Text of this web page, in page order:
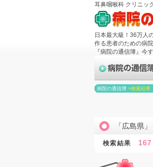
耳鼻咽喉科 クリニッ
日本最大級！36万人
作る患者のための病
『病院の通信簿』今
病院の通信簿 >検索結果
「広島県
検索結果 167